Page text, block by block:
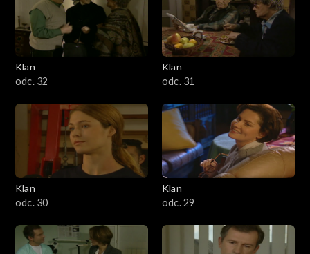
Klan
odc. 32
Klan
odc. 31
Klan
odc. 30
Klan
odc. 29